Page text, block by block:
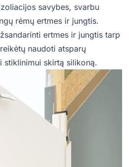
savybes, svarbu
rėmų ertmes ir jungtis.
ertmes ir jungtis tarp
naudoti atsparų
stiklinimui skirtą silikoną.